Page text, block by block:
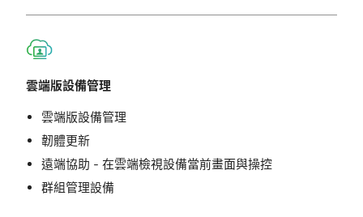
雲端版設備管理
雲端版設備管理
韌體更新
遠端協助 - 在雲端檢視設備當前畫面與操控
群組管理設備